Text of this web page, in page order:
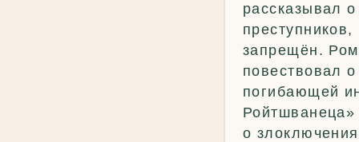
рассказывал
запрещён.
повествовал
погибающей
Ройтшванеца»
о